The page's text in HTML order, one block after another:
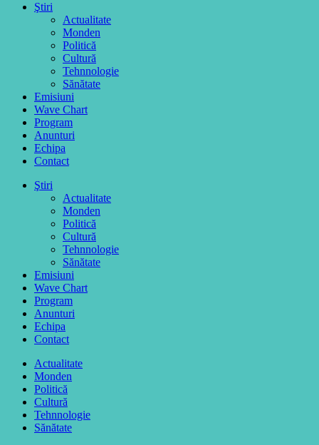
Ştiri
Actualitate
Monden
Politică
Cultură
Tehnnologie
Sănătate
Emisiuni
Wave Chart
Program
Anunturi
Echipa
Contact
Ştiri
Actualitate
Monden
Politică
Cultură
Tehnnologie
Sănătate
Emisiuni
Wave Chart
Program
Anunturi
Echipa
Contact
Actualitate
Monden
Politică
Cultură
Tehnnologie
Sănătate